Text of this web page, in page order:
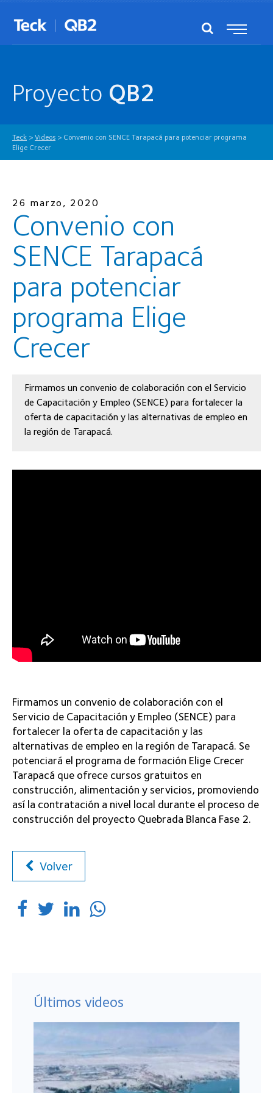
Proyecto QB2
Teck > Videos > Convenio con SENCE Tarapacá para potenciar programa
Elige Crecer
26 marzo, 2020
Convenio con
SENCE Tarapacá
para potenciar
programa Elige
Crecer
Firmamos un convenio de colaboración con el Servicio
de Capacitación y Empleo (SENCE) para fortalecer la
oferta de capacitación y las alternativas de empleo en
la región de Tarapacá.
Firmamos un convenio de colaboración con el
Servicio de Capacitación y Empleo (SENCE) para
fortalecer la oferta de capacitación y las
alternativas de empleo en la región de Tarapacá. Se
potenciará el programa de formación Elige Crecer
Tarapacá que ofrece cursos gratuitos en
construcción, alimentación y servicios, promoviendo
así la contratación a nivel local durante el proceso de
construcción del proyecto Quebrada Blanca Fase 2.
Volver
Últimos videos